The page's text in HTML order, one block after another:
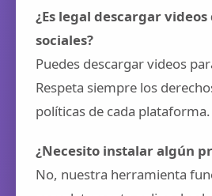
¿Es legal descargar videos
sociales?
Puedes descargar videos
Respeta siempre los
políticas de cada plataforma.
¿Necesito instalar algún
No, nuestra herramienta